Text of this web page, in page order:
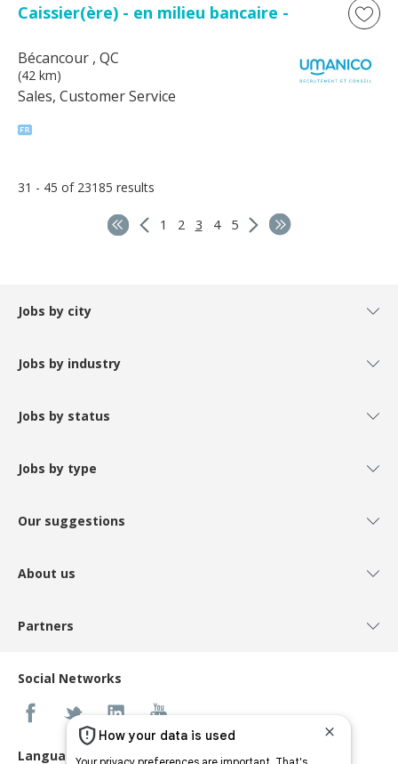
Caissier(ère) - en milieu bancaire -
Bécancour , QC
(42 km)
Sales, Customer Service
31 - 45 of 23185 results
1 2 3 4 5
Jobs by city
Jobs by industry
Jobs by status
Jobs by type
Our suggestions
About us
Partners
Social Networks
Languages